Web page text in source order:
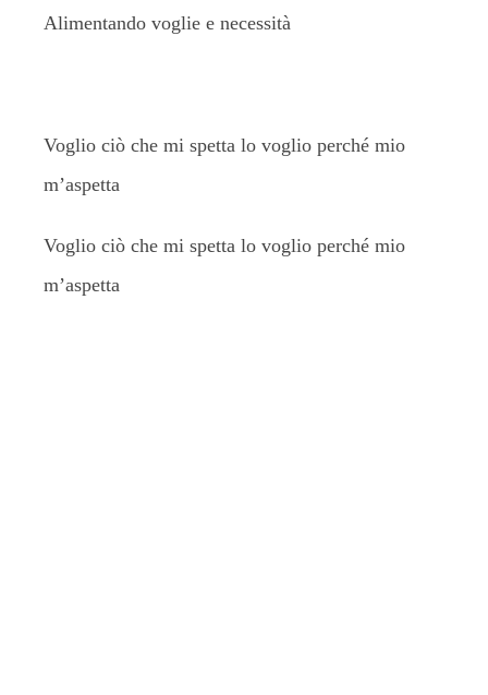
Alimentando voglie e necessità
Voglio ciò che mi spetta lo voglio perché mio
m’aspetta
Voglio ciò che mi spetta lo voglio perché mio
m’aspetta